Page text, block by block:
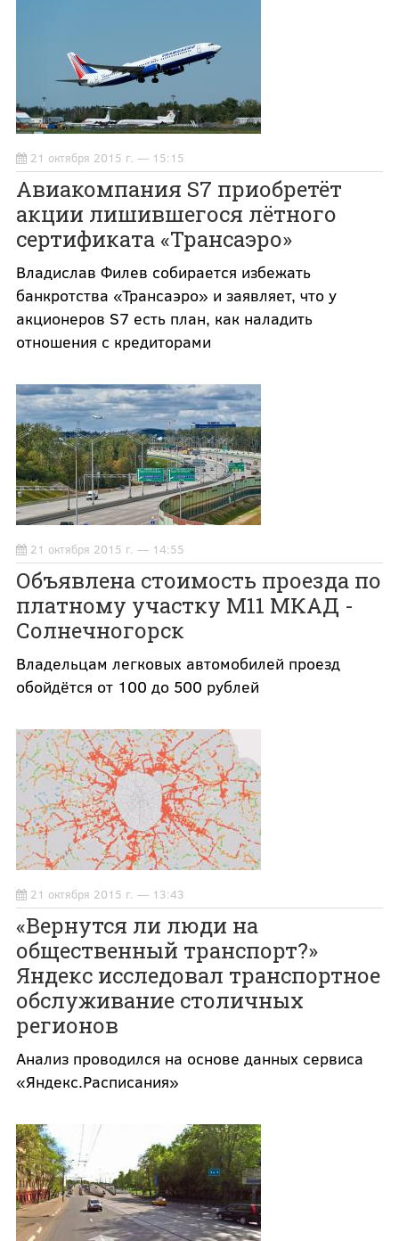
21 октября 2015 г. — 15:15
Авиакомпания S7 приобретёт
акции лишившегося лётного
сертификата «Трансаэро»
Владислав Филев собирается избежать
банкротства «Трансаэро» и заявляет, что у
акционеров S7 есть план, как наладить
отношения с кредиторами
21 октября 2015 г. — 14:55
Объявлена стоимость проезда по
платному участку М11 МКАД -
Солнечногорск
Владельцам легковых автомобилей проезд
обойдётся от 100 до 500 рублей
21 октября 2015 г. — 13:43
«Вернутся ли люди на
общественный транспорт?»
Яндекс исследовал транспортное
обслуживание столичных
регионов
Анализ проводился на основе данных сервиса
«Яндекс.Расписания»